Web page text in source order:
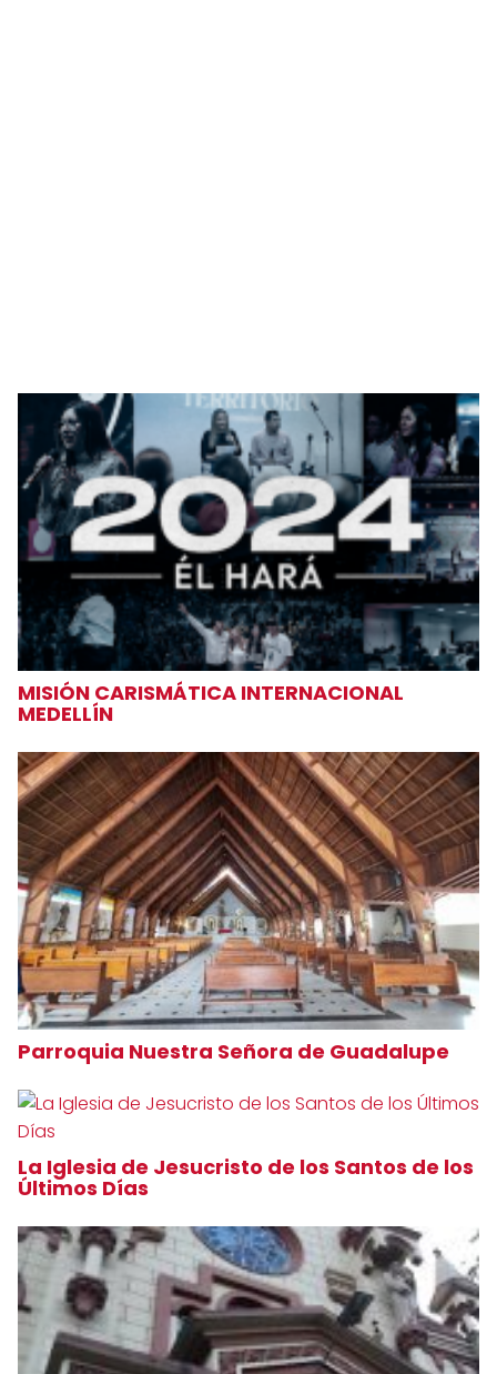
MISIÓN CARISMÁTICA INTERNACIONAL
MEDELLÍN
Parroquia Nuestra Señora de Guadalupe
La Iglesia de Jesucristo de los Santos de los
Últimos Días